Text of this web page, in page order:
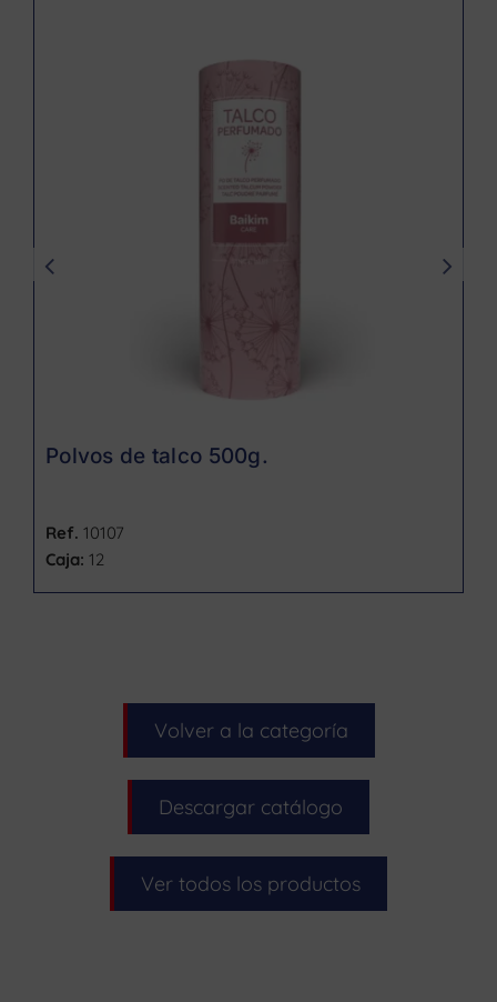
Polvos de talco 500g.
Ref. 10107
Caja: 12
Volver a la categoría
Descargar catálogo
Ver todos los productos